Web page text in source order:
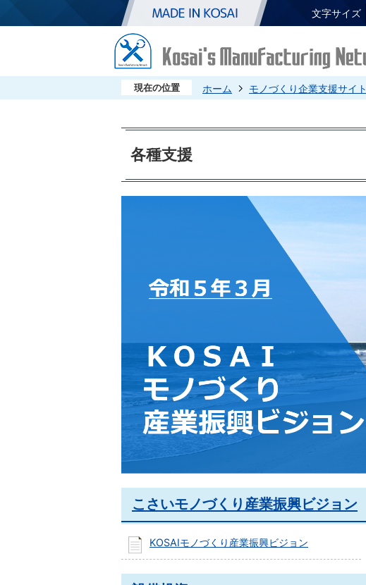
文字サイズ
現在の位置 ホーム モノづくり企業支援サイト
各種支援
こさいモノづくり産業振興ビジョン
KOSAIモノづくり産業振興ビジョン